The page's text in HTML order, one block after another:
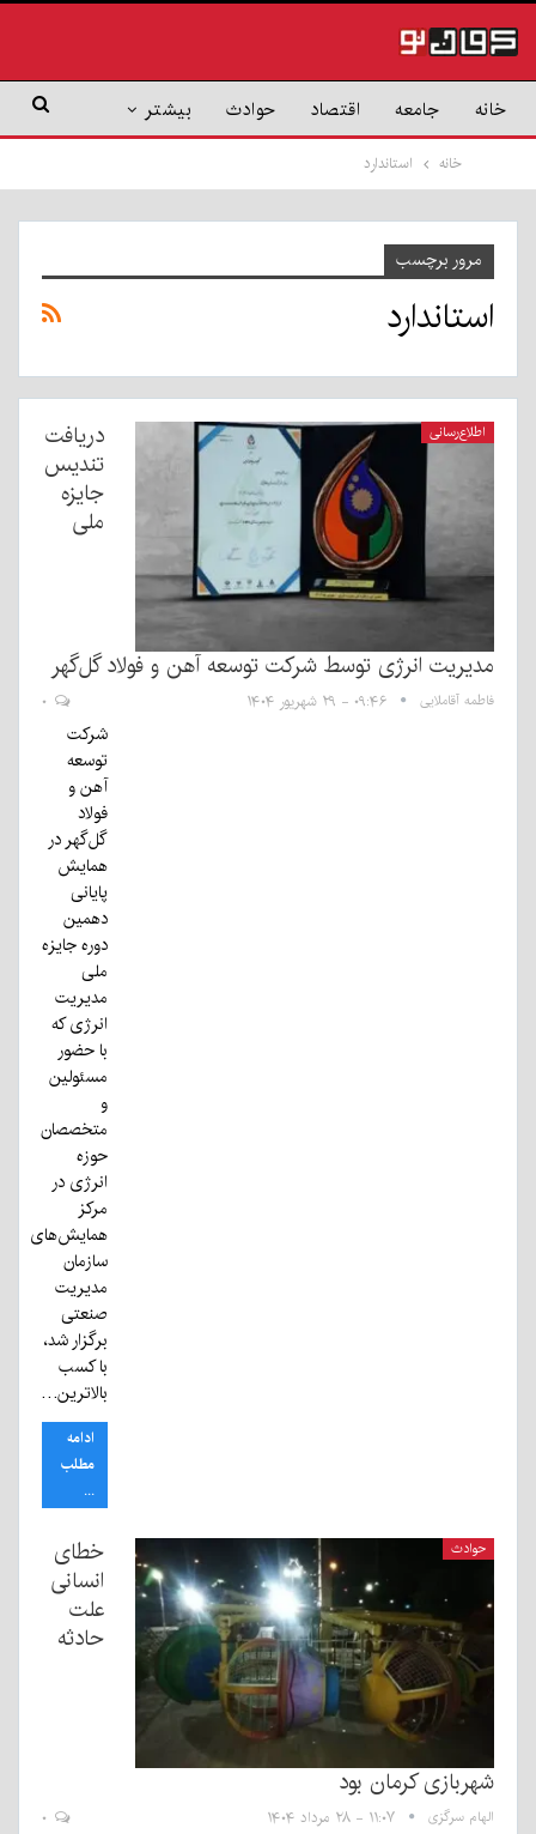
خانه جامعه اقتصاد حوادث بیشتر
خانه استاندارد
مرور برچسب
استاندارد
اطلاع‌رسانی
دریافت
تندیس
جایزه
ملی
مدیریت انرژی توسط شرکت توسعه آهن و فولاد گل‌گهر
فاطمه آقاملایی ۰۹:۴۶ - ۲۹ شهریور ۱۴۰۴
شرکت
توسعه
آهن و
فولاد
گل‌گهر در
همایش
پایانی
دهمین
دوره جایزه
ملی
مدیریت
انرژی که
با حضور
مسئولین
و
متخصصان
حوزه
انرژی در
مرکز
همایش‌های
سازمان
مدیریت
صنعتی
برگزار شد،
با کسب
بالاترین…
ادامه
مطلب
...
حوادث
خطای
انسانی
علت
حادثه
شهربازی کرمان بود
الهام سرگزی ۱۱:۰۷ - ۲۸ مرداد ۱۴۰۴